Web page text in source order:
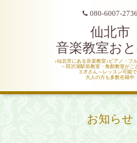
080-6007-2736
仙北市
音楽教室お
♪仙北市にある音楽教室♪ピアノ・フ
～田沢湖駅前教室・角館教室がご
３才さん～レッスン可能
大人の方も多数在籍中
お知らせ